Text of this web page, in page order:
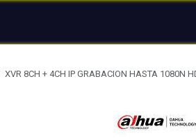
XVR 8CH + 4CH IP GRABACION HASTA 1080N